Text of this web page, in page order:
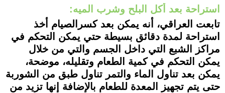
استراحة بعد أكل البلح وشرب الميه:
تابعت العراقي، أنه يمكن بعد كسرالصيام أخذ
استراحة لمدة دقائق بسيطة حتي يمكن التحكم في
مراكز الشبع التي داخل الجسم والتي من خلال
يمكن التحكم في كمية الطعام وتقليله، موضحة،
يمكن بعد تناول الماء والتمر تناول طبق من الشوربة
حتى يتم تجهيز المعدة للطعام بالإضافة إنها تزيد من